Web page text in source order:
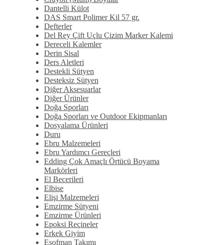
Dantelli Külot
DAS Smart Polimer Kil 57 gr.
Defterler
Del Rey Çift Uçlu Çizim Marker Kalemi
Dereceli Kalemler
Derin Sisal
Ders Aletleri
Destekli Sütyen
Desteksiz Sütyen
Diğer Aksesuarlar
Diğer Ürünler
Doğa Sporları
Doğa Sporları ve Outdoor Ekipmanları
Dosyalama Ürünleri
Duru
Ebru Malzemeleri
Ebru Yardımcı Gereçleri
Edding Çok Amaçlı Örtücü Boyama
Markörleri
El Becerileri
Elbise
Elişi Malzemeleri
Emzirme Sütyeni
Emzirme Ürünleri
Epoksi Reçineler
Erkek Giyim
Eşofman Takımı